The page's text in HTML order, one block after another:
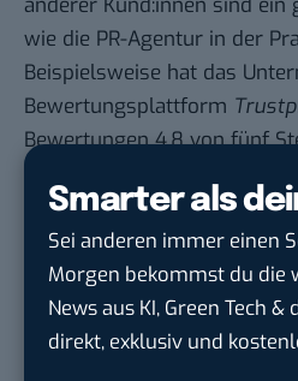
Smarter als
Sei anderen immer einen
Morgen bekommst du die
News aus KI, Green Tech
direkt, exklusiv und
wie die PR-Agentur in der
Beispielsweise hat das
Bewertungsplattform
Bewertungen 4,8 von fünf
Wachstumschampion und
ihre Kund:innen zu
Growth-Case oder lokales
findet Lösungen, um
verschaffen und sie medial